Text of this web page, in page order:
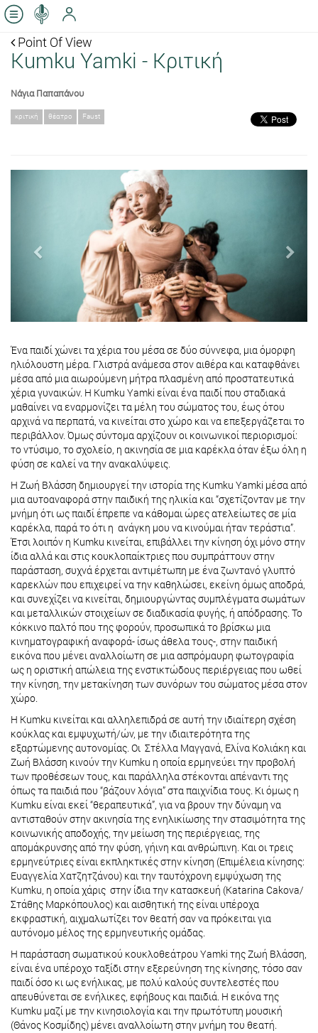
Point Of View
Κumku Yamki - Κριτική
Νάγια Παπαπάνου
κριτική θέατρο Faust
Ένα παιδί χώνει τα χέρια του μέσα σε δύο σύννεφα, μια όμορφη
ηλιόλουστη μέρα. Γλιστρά ανάμεσα στον αιθέρα και καταφθάνει
μέσα από μια αιωρούμενη μήτρα πλασμένη από προστατευτικά
χέρια γυναικών. Η Kumku Yamki είναι ένα παιδί που σταδιακά
μαθαίνει να εναρμονίζει τα μέλη του σώματος του, έως ότου
αρχινά να περπατά, να κινείται στο χώρο και να επεξεργάζεται το
περιβάλλον. Όμως σύντομα αρχίζουν οι κοινωνικοί περιορισμοί:
το ντύσιμο, το σχολείο, η ακινησία σε μια καρέκλα όταν έξω όλη η
φύση σε καλεί να την ανακαλύψεις.
H Ζωή Βλάσση δημιουργεί την ιστορία της Kumku Yamki μέσα από
μια αυτοαναφορά στην παιδική της ηλικία και “σχετίζονταν με την
μνήμη ότι ως παιδί έπρεπε να κάθομαι ώρες ατελείωτες σε μία
καρέκλα, παρά το ότι η ανάγκη μου να κινούμαι ήταν τεράστια”.
Έτσι λοιπόν η Kumku κινείται, επιβάλλει την κίνηση όχι μόνο στην
ίδια αλλά και στις κουκλοπαίκτριες που συμπράττουν στην
παράσταση, συχνά έρχεται αντιμέτωπη με ένα ζωντανό γλυπτό
καρεκλών που επιχειρεί να την καθηλώσει, εκείνη όμως αποδρά,
και συνεχίζει να κινείται, δημιουργώντας συμπλέγματα σωμάτων
και μεταλλικών στοιχείων σε διαδικασία φυγής, ή απόδρασης. Το
κόκκινο παλτό που της φορούν, προσωπικά το βρίσκω μια
κινηματογραφική αναφορά- ίσως άθελα τους-, στην παιδική
εικόνα που μένει αναλλοίωτη σε μια ασπρόμαυρη φωτογραφία
ως η οριστική απώλεια της ενστικτώδους περιέργειας που ωθεί
την κίνηση, την μετακίνηση των συνόρων του σώματος μέσα στον
χώρο.
Η Kumku κινείται και αλληλεπιδρά σε αυτή την ιδιαίτερη σχέση
κούκλας και εμψυχωτή/ών, με την ιδιαιτερότητα της
εξαρτώμενης αυτονομίας. Οι Στέλλα Μαγγανά, Ελίνα Κολιάκη και
Ζωή Βλάσση κινούν την Kumku η οποία ερμηνεύει την προβολή
των προθέσεων τους, και παράλληλα στέκονται απέναντι της
όπως τα παιδιά που “βάζουν λόγια” στα παιχνίδια τους. Κι όμως η
Kumku είναι εκεί “θεραπευτικά”, για να βρουν την δύναμη να
αντισταθούν στην ακινησία της ενηλικίωσης την στασιμότητα της
κοινωνικής αποδοχής, την μείωση της περιέργειας, της
απομάκρυνσης από την φύση, γήινη και ανθρώπινη. Και οι τρεις
ερμηνεύτριες είναι εκπληκτικές στην κίνηση (Επιμέλεια κίνησης:
Ευαγγελία Χατζητζάνου) και την ταυτόχρονη εμψύχωση της
Kumku, η οποία χάρις στην ίδια την κατασκευή (Katarina Cakova/
Στάθης Μαρκόπουλος) και αισθητική της είναι υπέροχα
εκφραστική, αιχμαλωτίζει τον θεατή σαν να πρόκειται για
αυτόνομο μέλος της ερμηνευτικής ομάδας.
Η παράσταση σωματικού κουκλοθεάτρου Yamki της Ζωή Βλάσση,
είναι ένα υπέροχο ταξίδι στην εξερεύνηση της κίνησης, τόσο σαν
παιδί όσο κι ως ενήλικας, με πολύ καλούς συντελεστές που
απευθύνεται σε ενήλικες, εφήβους και παιδιά. Η εικόνα της
Kumku μαζί με την κινησιολογία και την πρωτότυπη μουσική
(Θάνος Κοσμίδης) μένει αναλλοίωτη στην μνήμη του θεατή.